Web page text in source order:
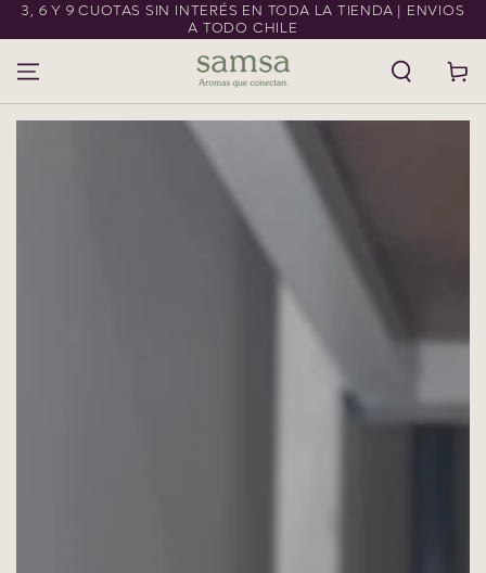
IR AL CONTENIDO
3, 6 Y 9 CUOTAS SIN INTERÉS EN TODA LA TIENDA | ENVIOS
A TODO CHILE
Carrito
INFORMACIÓN DEL